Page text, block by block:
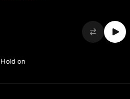
Hold on